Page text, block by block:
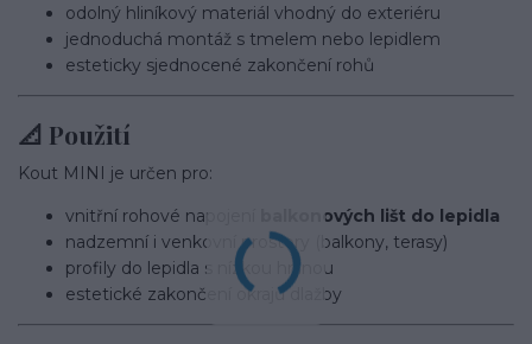
odolný hliníkový materiál vhodný do exteriéru
jednoduchá montáž s tmelem nebo lepidlem
esteticky sjednocené zakončení rohů
📐 Použití
Kout MINI je určen pro:
vnitřní rohové napojení
balkonových lišt do lepidla
nadzemní i venkovní prostory (balkony, terasy)
profily do lepidla s nízkou hranou
estetické zakončení okrajů dlažby